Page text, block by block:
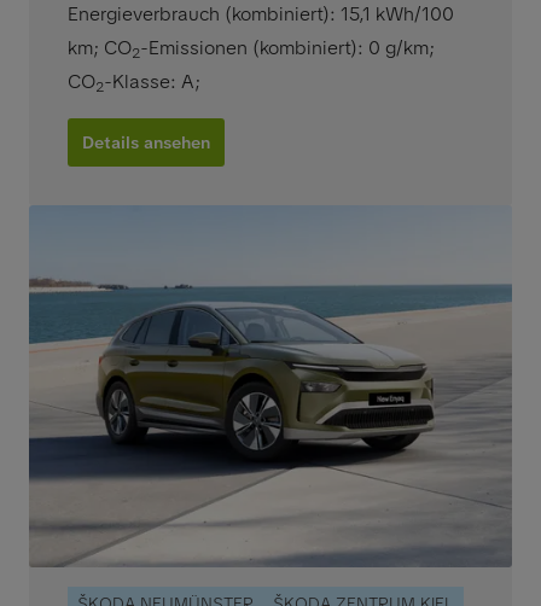
Energieverbrauch (kombiniert): 15,1 kWh/100
km; CO2-Emissionen (kombiniert): 0 g/km;
CO2-Klasse: A;
Details ansehen